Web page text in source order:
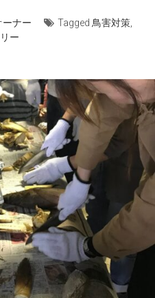
ーナー Tagged 鳥害対策
ー